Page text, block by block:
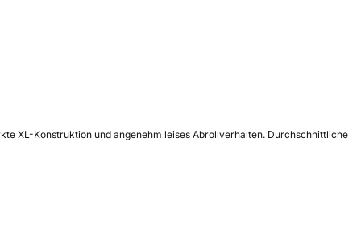
XL-Konstruktion und angenehm leises Abrollverhalten. Durchschnittliche